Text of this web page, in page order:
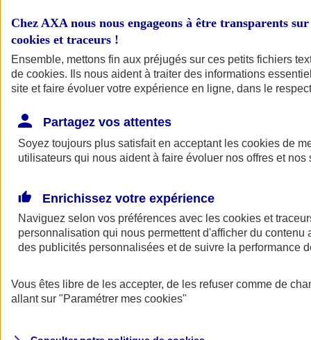
Assurance Auto Retour à la section précédente
Fermer le menu principal
Assurance auto
Assurance jeune conducteur
Assurance monospace
Chez AXA nous nous engageons à être transparents
cookies et traceurs !
Ensemble, mettons fin aux préjugés sur ces petits fichiers
de cookies. Ils nous aident à traiter des informations
site et faire évoluer votre expérience en ligne, dans le
Partagez vos attentes
Soyez toujours plus satisfait en acceptant les cookies de
utilisateurs qui nous aident à faire évoluer nos offres et nos
Enrichissez votre expérience
Naviguez selon vos préférences avec les cookies et
personnalisation qui nous permettent d'afficher du contenu
des publicités personnalisées et de suivre la performance
Vous êtes libre de les accepter, de les refuser comme de
allant sur "Paramétrer mes cookies"